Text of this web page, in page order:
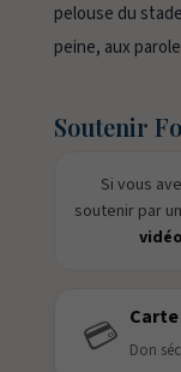
pelouse du
peine, aux
Soutenir
Si vous
soutenir par
💳 Don